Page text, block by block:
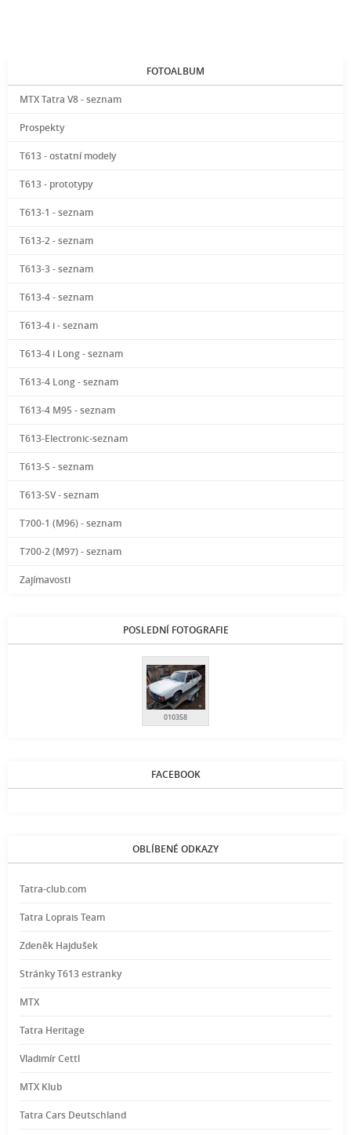
FOTOALBUM
MTX Tatra V8 - seznam
Prospekty
T613 - ostatní modely
T613 - prototypy
T613-1 - seznam
T613-2 - seznam
T613-3 - seznam
T613-4 - seznam
T613-4 i - seznam
T613-4 i Long - seznam
T613-4 Long - seznam
T613-4 M95 - seznam
T613-Electronic-seznam
T613-S - seznam
T613-SV - seznam
T700-1 (M96) - seznam
T700-2 (M97) - seznam
Zajímavosti
POSLEDNÍ FOTOGRAFIE
010358
FACEBOOK
OBLÍBENÉ ODKAZY
Tatra-club.com
Tatra Loprais Team
Zdeněk Hajdušek
Stránky T613 estranky
MTX
Tatra Heritage
Vladimír Cettl
MTX Klub
Tatra Cars Deutschland